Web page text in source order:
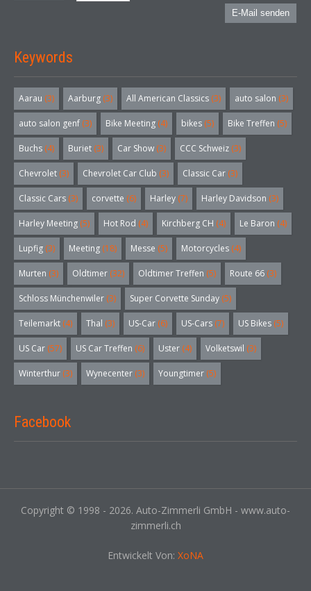
E-Mail senden
Keywords
Aarau (3) Aarburg (3) All American Classics (3) auto salon (3)
auto salon genf (3) Bike Meeting (4) bikes (5) Bike Treffen (5)
Buchs (4) Buriet (3) Car Show (3) CCC Schweiz (3)
Chevrolet (3) Chevrolet Car Club (3) Classic Car (3)
Classic Cars (3) corvette (6) Harley (7) Harley Davidson (3)
Harley Meeting (5) Hot Rod (4) Kirchberg CH (4) Le Baron (4)
Lupfig (3) Meeting (18) Messe (5) Motorcycles (4)
Murten (3) Oldtimer (32) Oldtimer Treffen (5) Route 66 (3)
Schloss Münchenwiler (3) Super Corvette Sunday (5)
Teilemarkt (4) Thal (3) US-Car (6) US-Cars (7) US Bikes (5)
US Car (57) US Car Treffen (6) Uster (4) Volketswil (3)
Winterthur (3) Wynecenter (3) Youngtimer (5)
Facebook
Copyright © 1998 - 2026. Auto-Zimmerli GmbH - www.auto-
zimmerli.ch
Entwickelt Von: XoNA